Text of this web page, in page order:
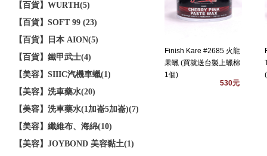
【百貨】WURTH(5)
【百貨】SOFT 99 (23)
【百貨】日本 AION(5)
【百貨】鐵甲武士(4)
【美容】SIIIC汽機車蠟(1)
【美容】洗車藥水(20)
【美容】洗車藥水(1加崙5加崙)(7)
【美容】纖維布、海綿(10)
【美容】JOYBOND 美容黏土(1)
Finish Kare #2685 火龍
果蠟 (買就送台製上蠟棉
1個)
530元